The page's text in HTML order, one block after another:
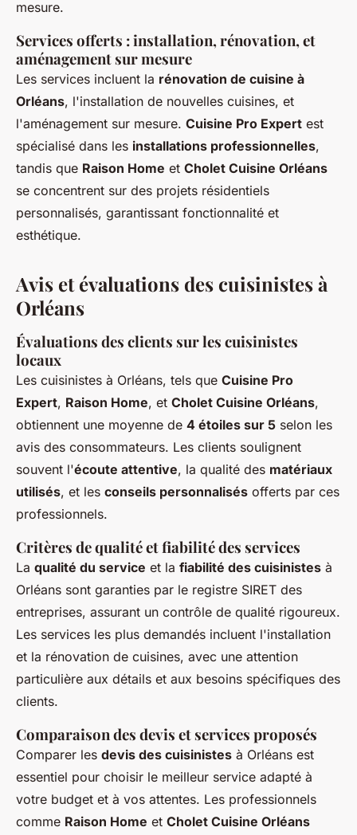
mesure.
Services offerts : installation, rénovation, et
aménagement sur mesure
Les services incluent la rénovation de cuisine à
Orléans, l'installation de nouvelles cuisines, et
l'aménagement sur mesure. Cuisine Pro Expert est
spécialisé dans les installations professionnelles,
tandis que Raison Home et Cholet Cuisine Orléans
se concentrent sur des projets résidentiels
personnalisés, garantissant fonctionnalité et
esthétique.
Avis et évaluations des cuisinistes à
Orléans
Évaluations des clients sur les cuisinistes
locaux
Les cuisinistes à Orléans, tels que Cuisine Pro
Expert, Raison Home, et Cholet Cuisine Orléans,
obtiennent une moyenne de 4 étoiles sur 5 selon les
avis des consommateurs. Les clients soulignent
souvent l'écoute attentive, la qualité des matériaux
utilisés, et les conseils personnalisés offerts par ces
professionnels.
Critères de qualité et fiabilité des services
La qualité du service et la fiabilité des cuisinistes à
Orléans sont garanties par le registre SIRET des
entreprises, assurant un contrôle de qualité rigoureux.
Les services les plus demandés incluent l'installation
et la rénovation de cuisines, avec une attention
particulière aux détails et aux besoins spécifiques des
clients.
Comparaison des devis et services proposés
Comparer les devis des cuisinistes à Orléans est
essentiel pour choisir le meilleur service adapté à
votre budget et à vos attentes. Les professionnels
comme Raison Home et Cholet Cuisine Orléans